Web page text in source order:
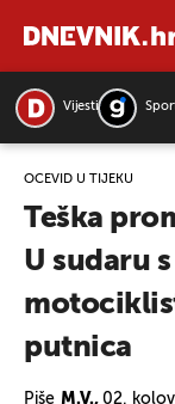
Vijesti
OČEVID U TIJEKU
Teška
U sudaru
putnica
Piše M.V., 02.
PRETRAŽITE